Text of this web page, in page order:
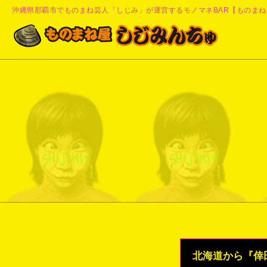
沖縄県那覇市でものまね芸人「しじみ」が運営するモノマネBAR【ものま
北海道から『倖